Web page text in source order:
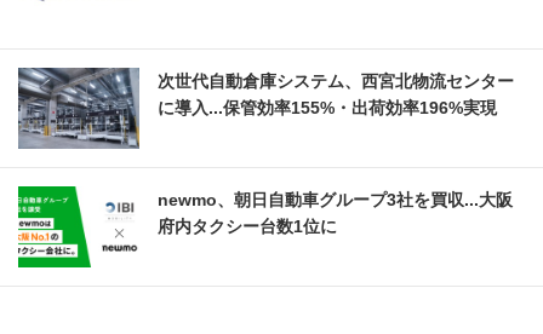
次世代自動倉庫システム、西宮北物流センター
に導入...保管効率155%・出荷効率196%実現
newmo、朝日自動車グループ3社を買収...大阪
府内タクシー台数1位に